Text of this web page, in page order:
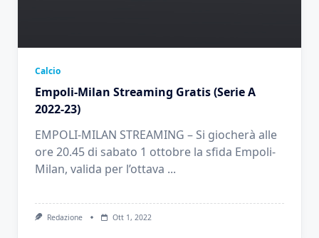
Calcio
Empoli-Milan Streaming Gratis (Serie A
2022-23)
EMPOLI-MILAN STREAMING – Si giocherà alle
ore 20.45 di sabato 1 ottobre la sfida Empoli-
Milan, valida per l’ottava ...
Redazione Ott 1, 2022